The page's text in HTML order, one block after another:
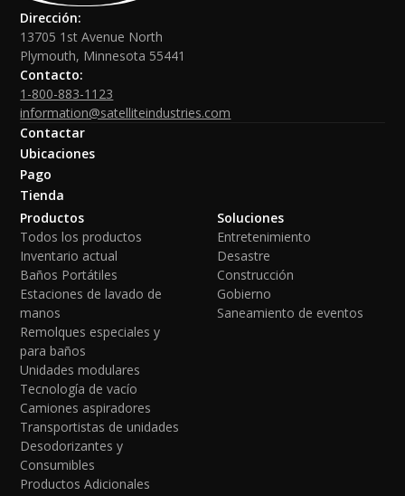
Dirección:
13705 1st Avenue North
Plymouth, Minnesota 55441
Contacto:
1-800-883-1123
information@satelliteindustries.com
Contactar
Ubicaciones
Pago
Tienda
Productos
Todos los productos
Inventario actual
Baños Portátiles
Estaciones de lavado de
manos
Remolques especiales y
para baños
Unidades modulares
Tecnología de vacío
Camiones aspiradores
Transportistas de unidades
Desodorizantes y
Consumibles
Productos Adicionales
Soluciones
Entretenimiento
Desastre
Construcción
Gobierno
Saneamiento de eventos